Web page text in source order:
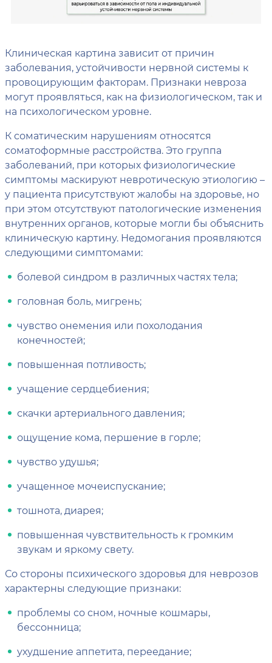
Клиническая картина зависит от причин
заболевания, устойчивости нервной системы к
провоцирующим факторам. Признаки невроза
могут проявляться, как на физиологическом, так и
на психологическом уровне.
К соматическим нарушениям относятся
соматоформные расстройства. Это группа
заболеваний, при которых физиологические
симптомы маскируют невротическую этиологию –
у пациента присутствуют жалобы на здоровье, но
при этом отсутствуют патологические изменения
внутренних органов, которые могли бы объяснить
клиническую картину. Недомогания проявляются
следующими симптомами:
болевой синдром в различных частях тела;
головная боль, мигрень;
чувство онемения или похолодания
конечностей;
повышенная потливость;
учащение сердцебиения;
скачки артериального давления;
ощущение кома, першение в горле;
чувство удушья;
учащенное мочеиспускание;
тошнота, диарея;
повышенная чувствительность к громким
звукам и яркому свету.
Со стороны психического здоровья для неврозов
характерны следующие признаки:
проблемы со сном, ночные кошмары,
бессонница;
ухудшение аппетита, переедание;